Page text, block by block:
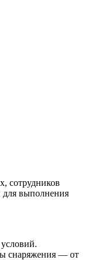
сотрудников
для выполнения
снаряжения — от